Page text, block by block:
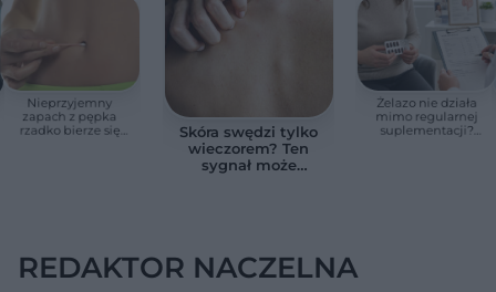
Nieprzyjemny
zapach z pępka
rzadko bierze się
Skóra swędzi tylko
wieczorem? Ten
sygnał może
Żelazo nie działa
mimo regularnej
suplementacji?
REDAKTOR NACZELNA